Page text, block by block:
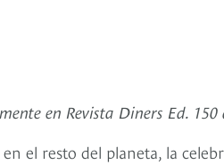
en Revista Diners Ed. 150
el resto del planeta, la